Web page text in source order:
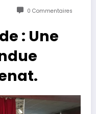
0 Commentaires
: Une